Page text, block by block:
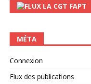
LA CGT FAPT
MÉTA
Connexion
Flux des publications